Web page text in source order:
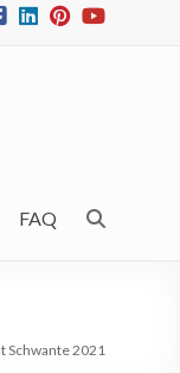
FAQ
Schwante 2021